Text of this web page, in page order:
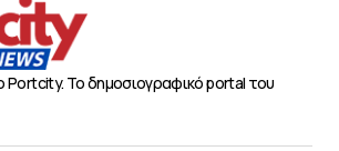
Το δημοσιογραφικό portal του